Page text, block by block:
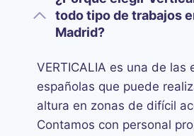
todo tipo de trabajos
Madrid?
VERTICALIA es una de las
españolas que puede
altura en zonas de difícil
Contamos con personal